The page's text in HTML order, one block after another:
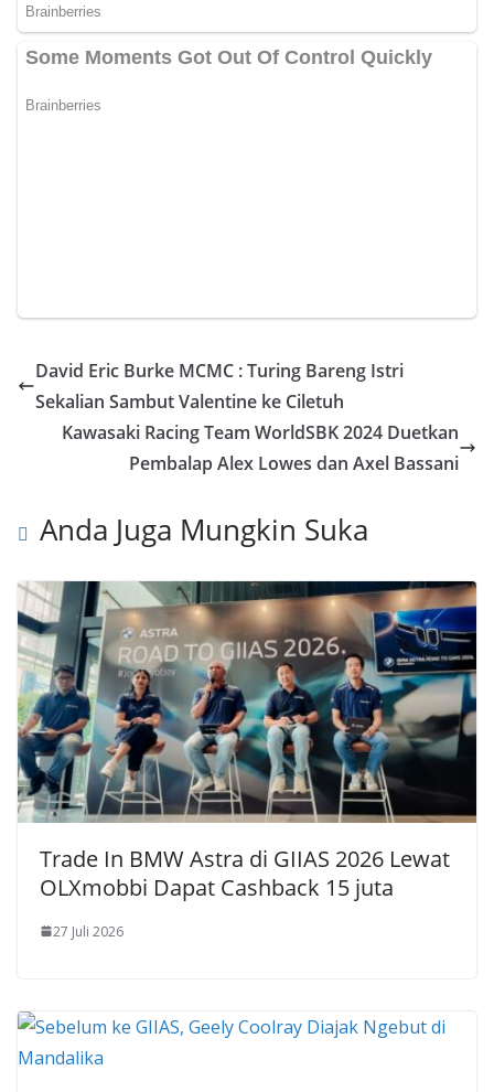
David Eric Burke MCMC : Turing Bareng Istri
Sekalian Sambut Valentine ke Ciletuh
Kawasaki Racing Team WorldSBK 2024 Duetkan
Pembalap Alex Lowes dan Axel Bassani
Anda Juga Mungkin Suka
Trade In BMW Astra di GIIAS 2026 Lewat
OLXmobbi Dapat Cashback 15 juta
27 Juli 2026